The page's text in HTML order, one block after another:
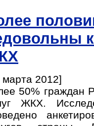
марта 2012]
50% граждан
ЖКХ.